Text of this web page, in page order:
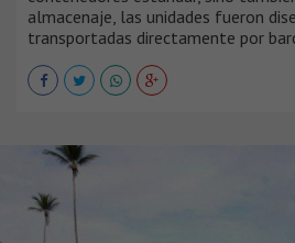
almacenaje, las unidades fueron
transportadas directamente por